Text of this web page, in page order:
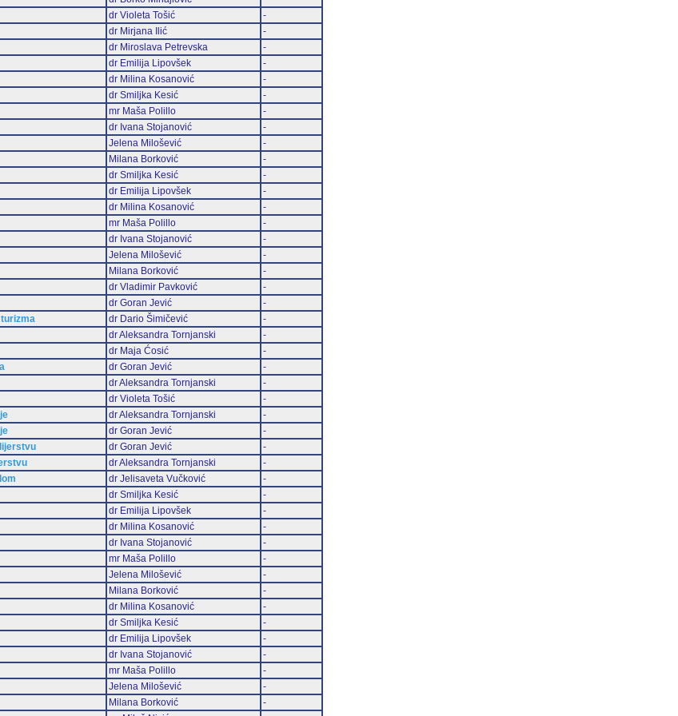
dr Violeta Tošić
-
dr Mirjana Ilić
-
dr Miroslava Petrevska
-
dr Emilija Lipovšek
-
dr Milina Kosanović
-
dr Smiljka Kesić
-
mr Maša Polillo
-
dr Ivana Stojanović
-
Jelena Milošević
-
Milana Borković
-
dr Smiljka Kesić
-
dr Emilija Lipovšek
-
dr Milina Kosanović
-
mr Maša Polillo
-
dr Ivana Stojanović
-
Jelena Milošević
-
Milana Borković
-
dr Vladimir Pavković
-
dr Goran Jević
-
dr Dario Šimičević
-
dr Aleksandra Tornjanski
-
dr Maja Ćosić
-
dr Goran Jević
-
dr Aleksandra Tornjanski
-
dr Violeta Tošić
-
dr Aleksandra Tornjanski
-
dr Goran Jević
-
dr Goran Jević
-
dr Aleksandra Tornjanski
-
dr Jelisaveta Vučković
-
dr Smiljka Kesić
-
dr Emilija Lipovšek
-
dr Milina Kosanović
-
dr Ivana Stojanović
-
mr Maša Polillo
-
Jelena Milošević
-
Milana Borković
-
dr Milina Kosanović
-
dr Smiljka Kesić
-
dr Emilija Lipovšek
-
dr Ivana Stojanović
-
mr Maša Polillo
-
Jelena Milošević
-
Milana Borković
-